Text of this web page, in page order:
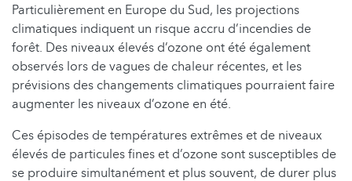
Particulièrement en Europe du Sud, les projections
climatiques indiquent un risque accru d’incendies de
forêt. Des niveaux élevés d’ozone ont été également
observés lors de vagues de chaleur récentes, et les
prévisions des changements climatiques pourraient faire
augmenter les niveaux d’ozone en été.
Ces épisodes de températures extrêmes et de niveaux
élevés de particules fines et d’ozone sont susceptibles de
se produire simultanément et plus souvent, de durer plus